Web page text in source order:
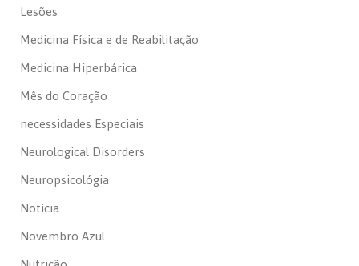
Lesões
Medicina Física e de Reabilitação
Medicina Hiperbárica
Mês do Coração
necessidades Especiais
Neurological Disorders
Neuropsicológia
Notícia
Novembro Azul